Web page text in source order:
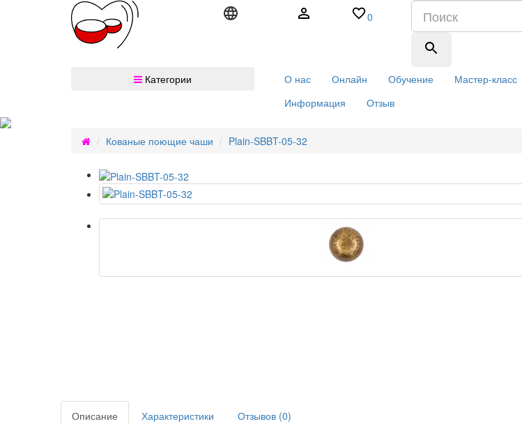
0
Категории О нас Онлайн Обучение Мастер-класс
Информация
Отзыв
Кованые поющие чаши Plain-SBBT-05-32
Описание Характеристики Отзывов (0)